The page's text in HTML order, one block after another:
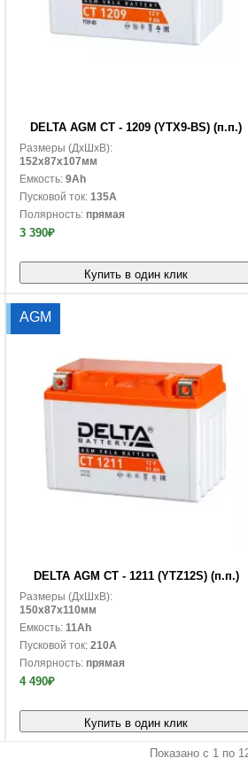
DELTA AGM CT - 1209 (YTX9-BS) (п.п.)
Размеры (ДxШxВ):
152x87x107мм
Емкость:9Ah
Пусковой ток:135A
Полярность: прямая
3 390₽
Купить в один клик
AGM
DELTA AGM CT - 1211 (YTZ12S) (п.п.)
Размеры (ДxШxВ):
150x87x110мм
Емкость:11Ah
Пусковой ток:210A
Полярность: прямая
4 490₽
Купить в один клик
Показано с 1 по